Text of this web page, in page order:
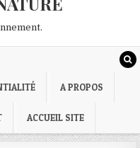
A PROPOS
ACCUEIL SITE